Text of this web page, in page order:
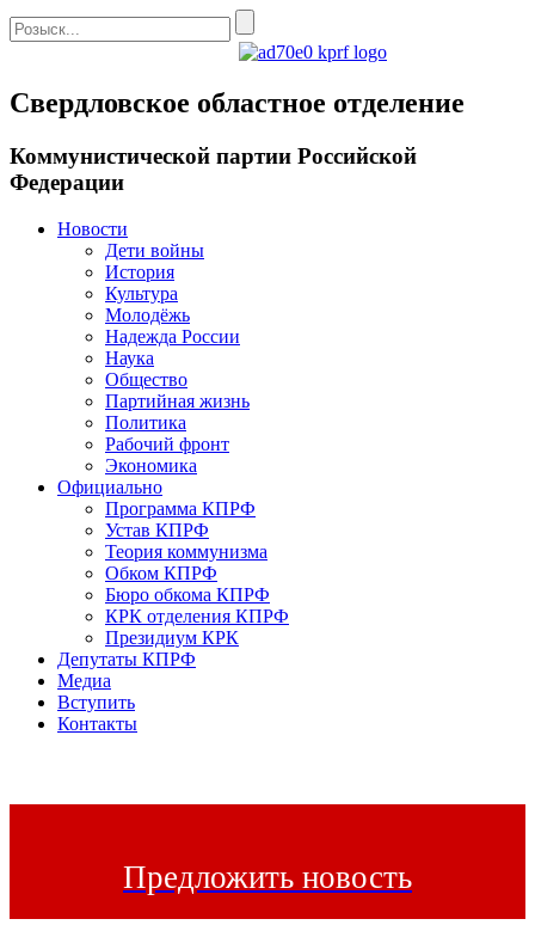
Свердловское областное отделение
Коммунистической партии Российской
Федерации
Новости
Дети войны
История
Культура
Молодёжь
Надежда России
Наука
Общество
Партийная жизнь
Политика
Рабочий фронт
Экономика
Официально
Программа КПРФ
Устав КПРФ
Теория коммунизма
Обком КПРФ
Бюро обкома КПРФ
КРК отделения КПРФ
Президиум КРК
Депутаты КПРФ
Медиа
Вступить
Контакты
Предложить новость